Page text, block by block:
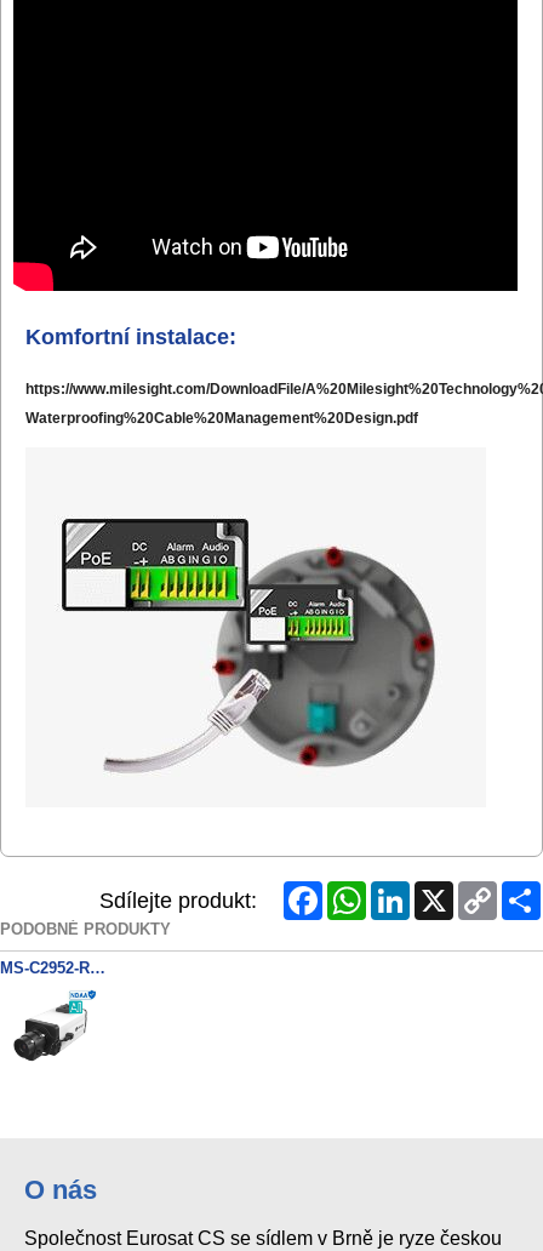
Komfortní instalace:
https://www.milesight.com/DownloadFile/
Waterproofing%20Cable%20Management%20Design.pdf
Sdílejte produkt: FacebookWhatsAppLinkedIn
Copy
Link
PODOBNÉ PRODUKTY
MS-C2952-RPE NDAA 2MP/60fps BOX kamera
O nás
Společnost Eurosat CS se sídlem v Brně je ryze českou